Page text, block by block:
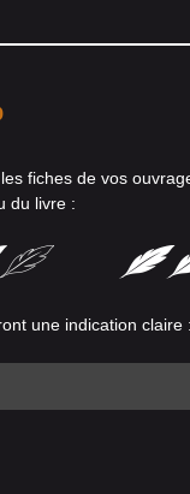
fiches de vos
du livre :
une indication claire :